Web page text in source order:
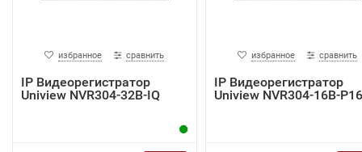
избранное сравнить
IP Видеорегистратор
Uniview NVR304-32B-IQ
избранное сравнить
IP Видеорегистратор
Uniview NVR304-16B-